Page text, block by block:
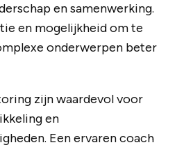
en samenwerking.
en mogelijkheid om te
onderwerpen beter
zijn waardevol voor
en
Een ervaren coach